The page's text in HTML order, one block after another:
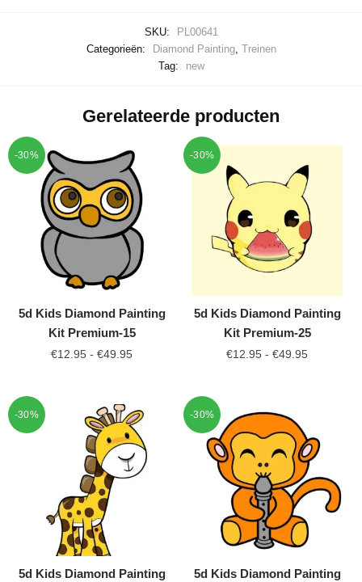
SKU:
PL00641
Categorieën:
Diamond Painting, Treinen
Tag:
new
Gerelateerde producten
-30%
5d Kids Diamond Painting
Kit Premium-15
€12.95 - €49.95
-30%
5d Kids Diamond Painting
Kit Premium-25
€12.95 - €49.95
-30%
5d Kids Diamond Painting
-30%
5d Kids Diamond Painting